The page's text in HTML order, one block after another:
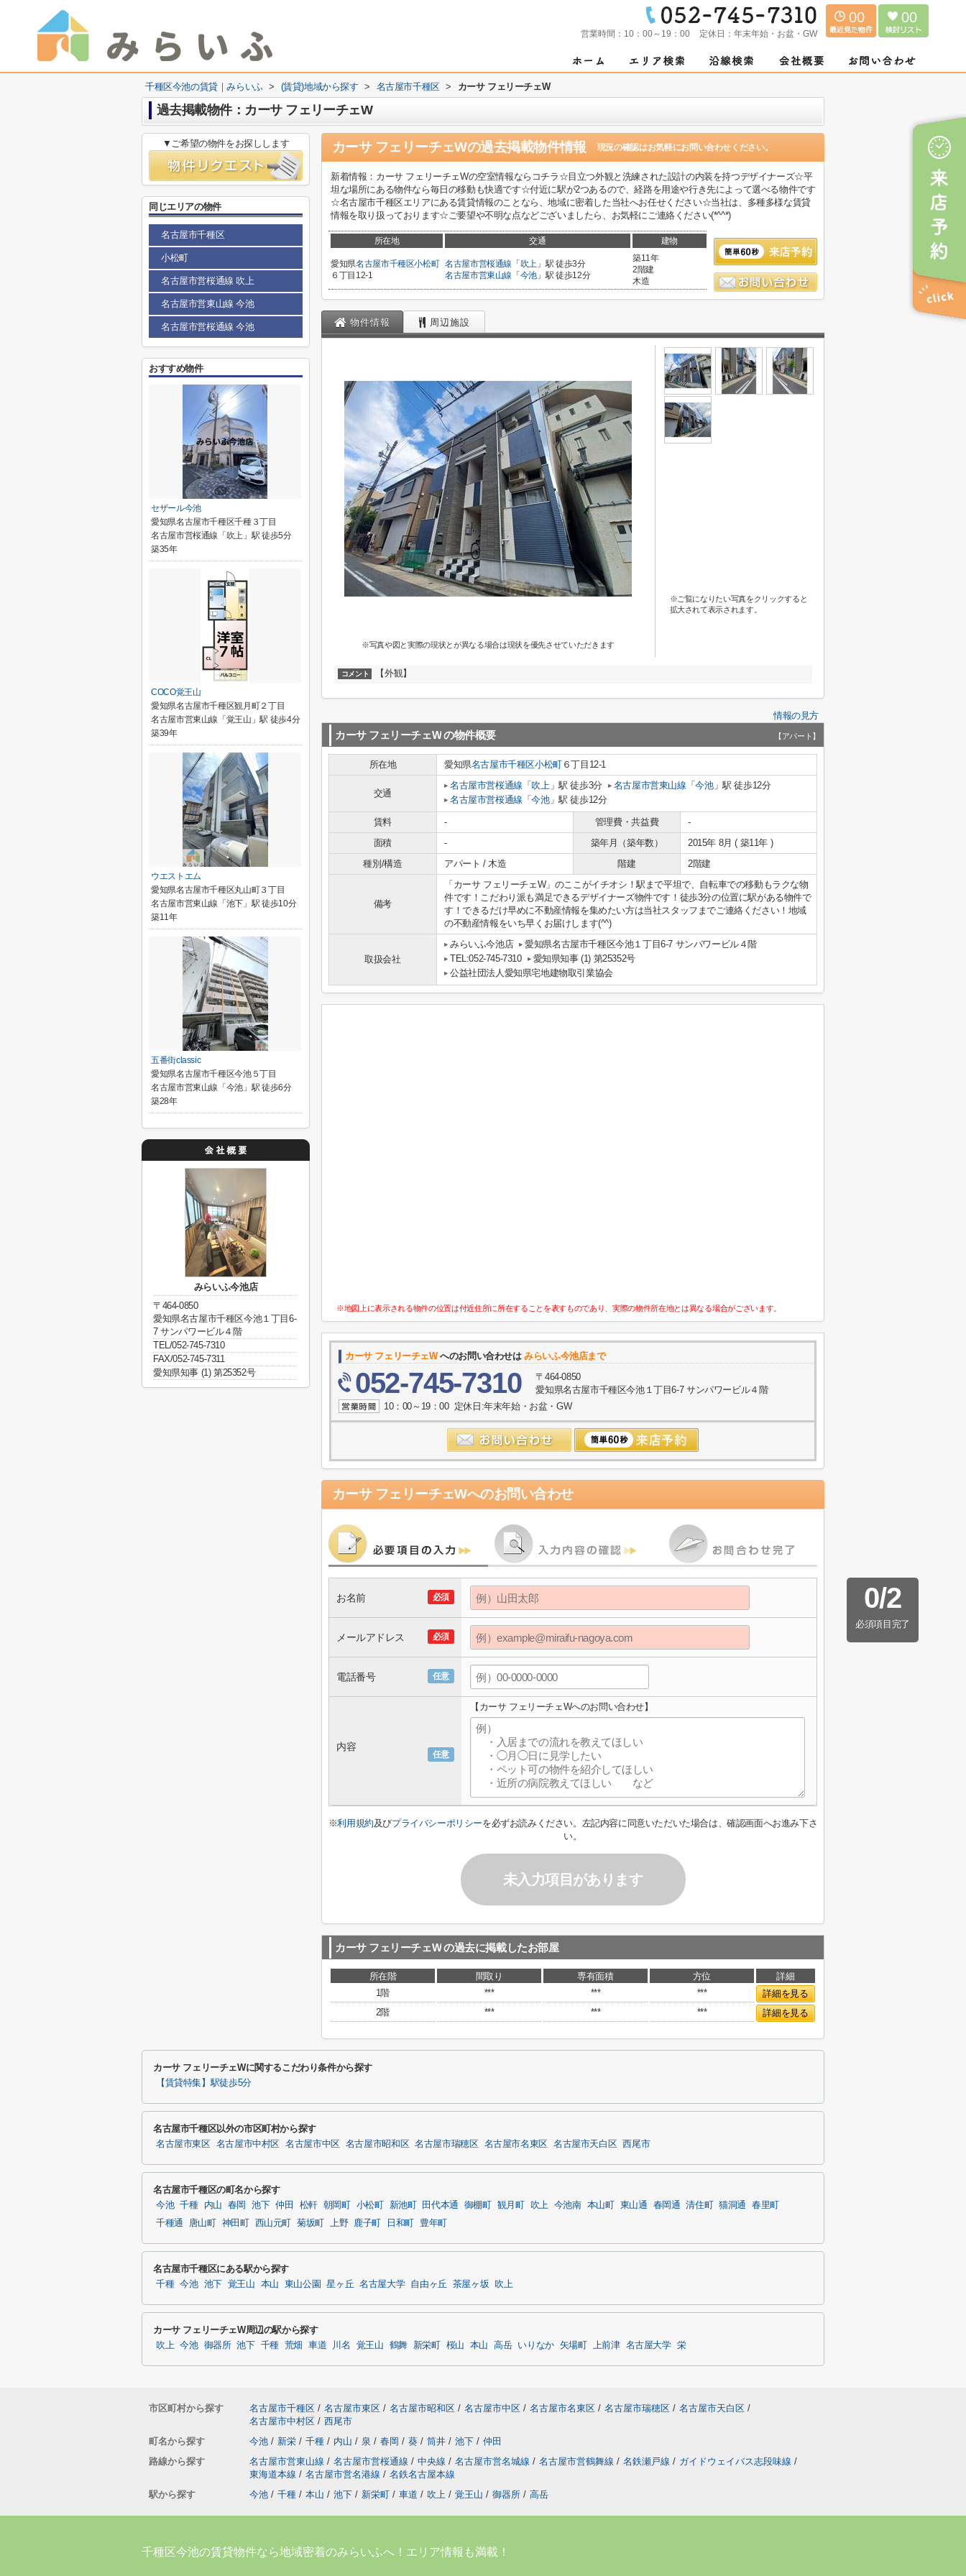
営業時間： 10：00～19：00 定休日： 年末年始・お盆・GW
00 00
千種区今池の賃貸｜みらいふ > (賃貸)地域から探す > 名古屋市千種区 > カーサ フェリーチェW
過去掲載物件：カーサ フェリーチェW
カーサ フェリーチェWの過去掲載物件情報 現況の確認はお気軽にお問い合わせください。
新着情報：カーサ フェリーチェWの空室情報ならコチラ☆目立つ外観と洗練された設計の内装を持つデザイナーズ☆平
坦な場所にある物件なら毎日の移動も快適です☆付近に駅が2つあるので、経路を用途や行き先によって選べる物件です
☆名古屋市千種区エリアにある賃貸情報のことなら、地域に密着した当社へお任せください☆当社は、多種多様な賃貸
情報を取り扱っております☆ご要望や不明な点などございましたら、お気軽にご連絡ください(*^^*)
所在地 交通 建物
愛知県名古屋市千種区小松町
６丁目12-1
名古屋市営桜通線 「 吹上 」駅 徒歩3分
名古屋市営東山線 「 今池 」駅 徒歩12分
築11年
2階建
木造
物件情報 周辺施設
※写真や図と実際の現状とが異なる場合は現状を優先させていただきます
※ご覧になりたい写真をクリックすると
拡大されて表示されます。
コメント 【外観】
情報の見方
カーサ フェリーチェWの物件概要 【アパート】
所在地 愛知県名古屋市千種区小松町６丁目12-1
交通
名古屋市営桜通線 「 吹上」駅 徒歩3分 名古屋市営東山線 「今池」駅 徒歩12分
名古屋市営桜通線 「今池」駅 徒歩12分
賃料 - 管理費・共益費
-
面積
- 築年月（築年数）
2015年 8月 ( 築11年 )
種別/構造
アパート / 木造 階建 2階建
備考
「カーサ フェリーチェW」のここがイチオシ！駅まで平坦で、自転車での移動もラクな物
件です！こだわり派も満足できるデザイナーズ物件です！徒歩3分の位置に駅がある物件で
す！できるだけ早めに不動産情報を集めたい方は当社スタッフまでご連絡ください！地域
の不動産情報をいち早くお届けします(^^)
取扱会社
みらいふ今池店
愛知県名古屋市千種区今池１丁目6-7 サンパワービル４階
TEL:052-745-7310
愛知県知事 (1) 第25352号
公益社団法人愛知県宅地建物取引業協会
※地図上に表示される物件の位置は付近住所に所在することを表すものであり、実際の物件所在地とは異なる場合がございます。
カーサ フェリーチェWへのお問い合わせはみらいふ今池店まで
052-745-7310
〒464-0850
愛知県名古屋市千種区今池１丁目6-7 サンパワービル４階
10：00～19：00 定休日:年末年始・お盆・GW
カーサ フェリーチェWへのお問い合わせ
0/2
必須項目完了
必須
お名前
必須
メールアドレス
任意
電話番号
任意
内容
【カーサ フェリーチェWへのお問い合わせ】
※利用規約及びプライバシーポリシーを必ずお読みください。左記内容に同意いただいた場合は、確認画面へお進み下さ
い。
未入力項目があります
カーサ フェリーチェWの過去に掲載したお部屋
所在階 間取り 専有面積 方位
詳細
1階
*** *** ***
詳細を見る
2階
*** *** *** 詳細を見る
▼ご希望の物件をお探しします
同じエリアの物件
名古屋市千種区
小松町
名古屋市営桜通線 吹上
名古屋市営東山線 今池
名古屋市営桜通線 今池
おすすめ物件
セザール今池
愛知県名古屋市千種区千種３丁目
名古屋市営桜通線「吹上」駅 徒歩5分
築35年
COCO覚王山
愛知県名古屋市千種区観月町２丁目
名古屋市営東山線「覚王山」駅 徒歩4分
築39年
ウエストエム
愛知県名古屋市千種区丸山町３丁目
名古屋市営東山線「池下」駅 徒歩10分
築11年
五番街classic
愛知県名古屋市千種区今池５丁目
名古屋市営東山線「今池」駅 徒歩6分
築28年
みらいふ今池店
〒464-0850
愛知県名古屋市千種区今池１丁目6-
7 サンパワービル４階
TEL/052-745-7310
FAX/052-745-7311
愛知県知事 (1) 第25352号
カーサ フェリーチェWに関するこだわり条件から探す
【賃貸特集】駅徒歩5分
名古屋市千種区以外の市区町村から探す
名古屋市東区 名古屋市中村区 名古屋市中区 名古屋市昭和区 名古屋市瑞穂区 名古屋市名東区 名古屋市天白区 西尾市
名古屋市千種区の町名から探す
今池 千種 内山 春岡 池下 仲田 松軒 朝岡町 小松町 新池町 田代本通 御棚町 観月町 吹上 今池南 本山町 東山通 春岡通 清住町 猫洞通
春里町
千種通
唐山町 神田町 西山元町 菊坂町 上野 鹿子町 日和町 豊年町
名古屋市千種区にある駅から探す
千種 今池 池下 覚王山 本山 東山公園 星ヶ丘 名古屋大学 自由ヶ丘 茶屋ヶ坂 吹上
カーサ フェリーチェW周辺の駅から探す
吹上 今池 御器所 池下 千種 荒畑 車道 川名 覚王山 鶴舞 新栄町 桜山 本山 高岳 いりなか 矢場町 上前津 名古屋大学 栄
市区町村から探す 名古屋市千種区 / 名古屋市東区 / 名古屋市昭和区 / 名古屋市中区 / 名古屋市名東区 / 名古屋市瑞穂区 / 名古屋市天白区 /
名古屋市中村区 / 西尾市
町名から探す
今池 / 新栄 / 千種 / 内山 / 泉 / 春岡 / 葵 / 筒井 / 池下 / 仲田
路線から探す
名古屋市営東山線 / 名古屋市営桜通線 / 中央線 / 名古屋市営名城線 / 名古屋市営鶴舞線 / 名鉄瀬戸線 / ガイドウェイバス志段味線 /
東海道本線 / 名古屋市営名港線 / 名鉄名古屋本線
駅から探す
今池 / 千種 / 本山 / 池下 / 新栄町 / 車道 / 吹上 / 覚王山 / 御器所 / 高岳
千種区今池の賃貸物件なら地域密着のみらいふへ！エリア情報も満載！